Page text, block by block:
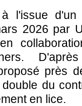
à l'issue
2026 par
près
du
en lice.